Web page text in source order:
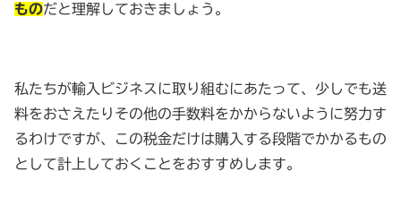
ものだと理解しておきましょう。
私たちが輸入ビジネスに取り組むにあたって、少しでも送
料をおさえたりその他の手数料をかからないように努力す
るわけですが、この税金だけは購入する段階でかかるもの
として計上しておくことをおすすめします。